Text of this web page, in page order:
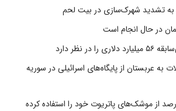
تشدید شهرک‌سازی در بیت‌ لحم
در حال انجام است
نظر دارد
به عربستان از پایگاه‌های اسرائیلی در سوریه
عربستان ۸۶ درصد از موشک‌های پاتریوت خود را استفاده کرده